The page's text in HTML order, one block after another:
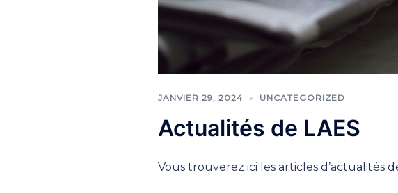
JANVIER 29, 2024 UNCATEGORIZED
Actualités de LAES
Vous trouverez ici les articles d’actualités